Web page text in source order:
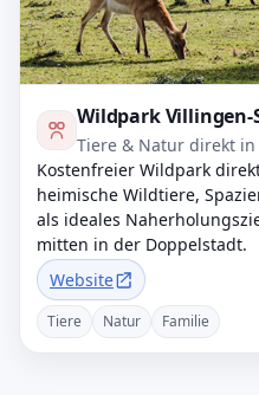
Wildpark
Tiere & Natur direkt
Kostenfreier Wildpark
heimische Wildtiere,
als ideales
mitten in der Doppelstadt.
Website
Tiere Natur Familie